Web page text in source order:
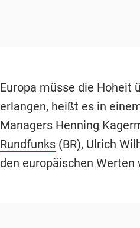
Europa müsse die Hoheit
erlangen, heißt es in
Managers Henning
Rundfunks(BR), Ulrich
den europäischen